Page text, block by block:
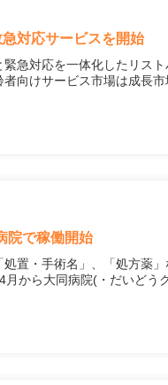
対応サービスを開始
急対応を一体化したリス
向けサービス市場は成長
院で稼働開始
置・手術名」、「処方薬
から大同病院(・だいどう